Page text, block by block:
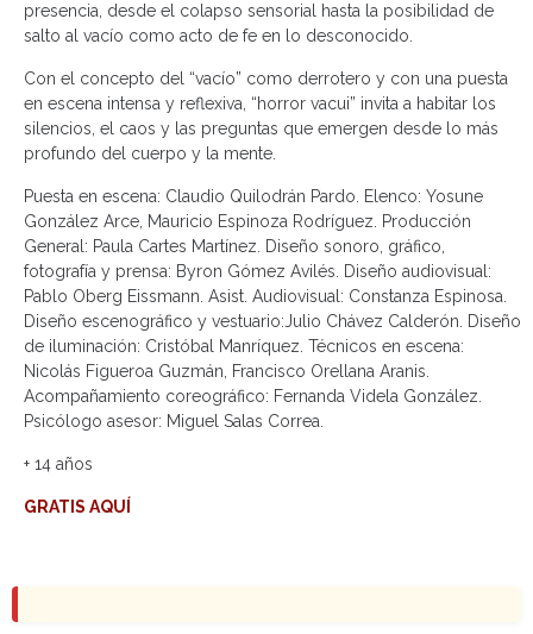
presencia, desde el colapso sensorial hasta la posibilidad de
salto al vacío como acto de fe en lo desconocido.
Con el concepto del “vacío” como derrotero y con una puesta
en escena intensa y reflexiva, “horror vacui” invita a habitar los
silencios, el caos y las preguntas que emergen desde lo más
profundo del cuerpo y la mente.
Puesta en escena: Claudio Quilodrán Pardo. Elenco: Yosune
González Arce, Mauricio Espinoza Rodríguez. Producción
General: Paula Cartes Martínez. Diseño sonoro, gráfico,
fotografía y prensa: Byron Gómez Avilés. Diseño audiovisual:
Pablo Oberg Eissmann. Asist. Audiovisual: Constanza Espinosa.
Diseño escenográfico y vestuario:Julio Chávez Calderón. Diseño
de iluminación: Cristóbal Manríquez. Técnicos en escena:
Nicolás Figueroa Guzmán, Francisco Orellana Aranis.
Acompañamiento coreográfico: Fernanda Videla González.
Psicólogo asesor: Miguel Salas Correa.
+ 14 años
GRATIS AQUÍ